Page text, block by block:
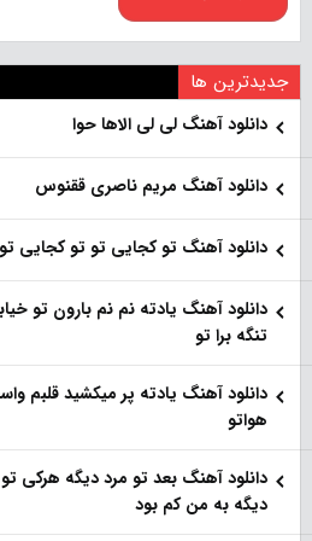
جدیدترین ها
دانلود آهنگ لی لی الاها حوا
دانلود آهنگ مریم ناصری ققنوس
دانلود آهنگ تو کجایی تو تو کجایی تو
دانلود آهنگ یادته نم نم بارون تو
تنگه برا تو
دانلود آهنگ یادته پر میکشید قلبم
هواتو
دانلود آهنگ بعد تو مرد دیگه هرکی
دیگه به من کم بود